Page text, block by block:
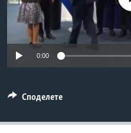
0:00
Споделете